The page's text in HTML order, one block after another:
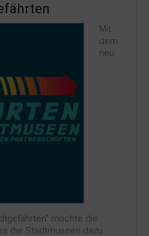
Mit
dem
neu
möchte die
die Stadtmuseen dazu